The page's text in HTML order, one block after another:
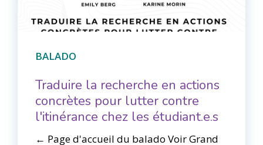
BALADO
Traduire la recherche en actions
concrètes pour lutter contre
l'itinérance chez les étudiant.e.s
← Page d'accueil du balado Voir Grand​​